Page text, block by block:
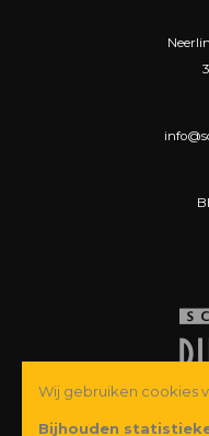
© Copyright 2026 Schoenen
Wij gebruiken cookies
Bijhouden